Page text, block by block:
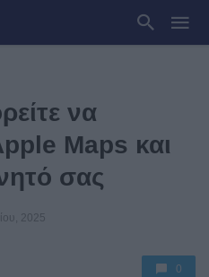
να
Maps και
σας
2025
0